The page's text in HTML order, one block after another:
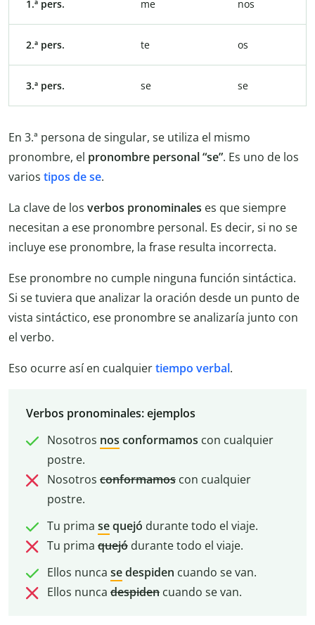
1.ª pers. me nos
2.ª pers. te os
3.ª pers. se se
En 3.ª persona de singular, se utiliza el mismo
pronombre, el pronombre personal “se”. Es uno de los
varios tipos de se.
La clave de los verbos pronominales es que siempre
necesitan a ese pronombre personal. Es decir, si no se
incluye ese pronombre, la frase resulta incorrecta.
Ese pronombre no cumple ninguna función sintáctica.
Si se tuviera que analizar la oración desde un punto de
vista sintáctico, ese pronombre se analizaría junto con
el verbo.
Eso ocurre así en cualquiertiempo verbal.
Verbos pronominales: ejemplos
Nosotros nos conformamos con cualquier
postre.
Nosotros conformamoscon cualquier
postre.
Tu prima sequejó durante todo el viaje.
Tu prima quejódurante todo el viaje.
Ellos nunca sedespiden cuando se van.
Ellos nunca despidencuando se van.